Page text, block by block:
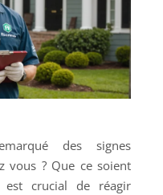
des signes
vous ? Que ce soient
crucial de réagir